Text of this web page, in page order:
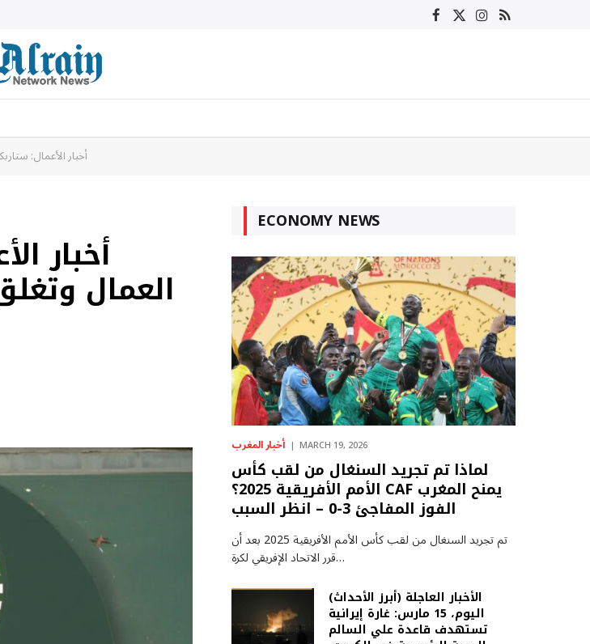
Facebook
X Instagram
RSS
أخبار الأعمال:
أخبار
العمال
ECONOMY NEWS
أخبار المغرب MARCH 19, 2026
لماذا تم تجريد السنغال من لقب كأس
الأمم الأفريقية 2025؟ CAF يمنح المغرب
الفوز المفاجئ 3-0 – انظر السبب
تم تجريد السنغال من لقب كأس الأمم الأفريقية 2025 بعد أن
قرر الاتحاد الإفريقي لكرة…
(أبرز الأحداث) الأخبار العاجلة
اليوم، 15 مارس: غارة إيرانية
تستهدف قاعدة علي السالم